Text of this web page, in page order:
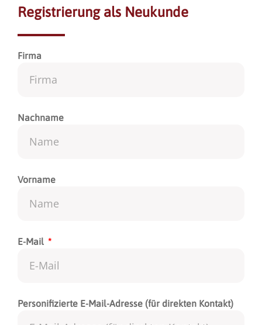
Registrierung als Neukunde
Firma
Nachname
Vorname
E-Mail
Personifizierte E-Mail-Adresse (für direkten Kontakt)